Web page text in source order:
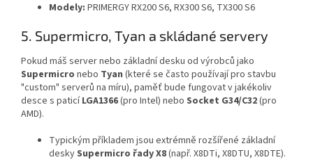
Modely: PRIMERGY RX200 S6, RX300 S6, TX300 S6
5. Supermicro, Tyan a skládané servery
Pokud máš server nebo základní desku od výrobců jako
Supermicro nebo Tyan (které se často používají pro stavbu
"custom" serverů na míru), paměť bude fungovat v jakékoliv
desce s paticíLGA1366(pro Intel) nebo Socket G34/C32(pro
AMD).
Typickým příkladem jsou extrémně rozšířené základní
deskySupermicro řady X8(např. X8DTi, X8DTU, X8DTE).